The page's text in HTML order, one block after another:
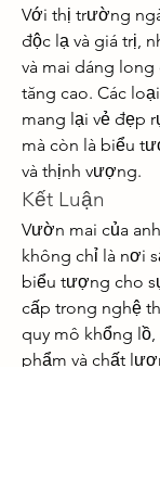
Với thị trường
độc lạ và giá trị,
và mai dáng
tăng cao. Các
mang lại vẻ đẹp
mà còn là biểu
và thịnh vượng.
Kết Luận
Vườn mai của
không chỉ là nơi
biểu tượng cho
cấp trong nghệ
quy mô khổng
phẩm và chất